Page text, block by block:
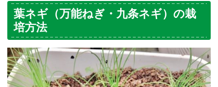
葉ネギ（万能ねぎ・九条ネギ）の栽
培方法